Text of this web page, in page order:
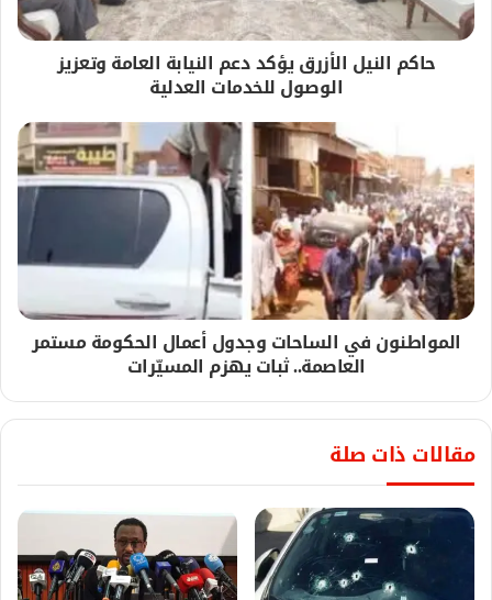
حاكم النيل الأزرق يؤكد دعم النيابة العامة وتعزيز
الوصول للخدمات العدلية
المواطنون في الساحات وجدول أعمال الحكومة مستمر
العاصمة.. ثبات يهزم المسيّرات
مقالات ذات صلة